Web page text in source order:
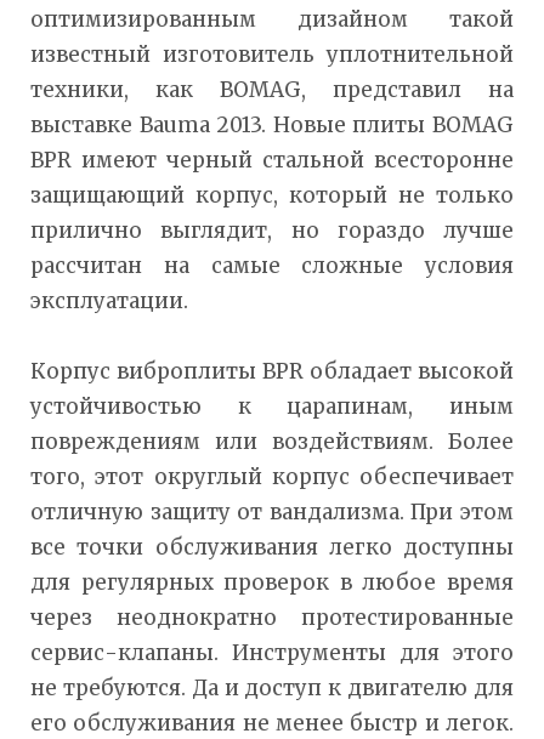
оптимизированным дизайном такой
известный изготовитель уплотнительной
техники, как BOMAG, представил на
выставке Bauma 2013. Новые плиты BOMAG
BPR имеют черный стальной всесторонне
защищающий корпус, который не только
прилично выглядит, но гораздо лучше
рассчитан на самые сложные условия
эксплуатации.
Корпус виброплиты BPR обладает высокой
устойчивостью к царапинам, иным
повреждениям или воздействиям. Более
того, этот округлый корпус обеспечивает
отличную защиту от вандализма. При этом
все точки обслуживания легко доступны
для регулярных проверок в любое время
через неоднократно протестированные
сервис-клапаны. Инструменты для этого
не требуются. Да и доступ к двигателю для
его обслуживания не менее быстр и легок.